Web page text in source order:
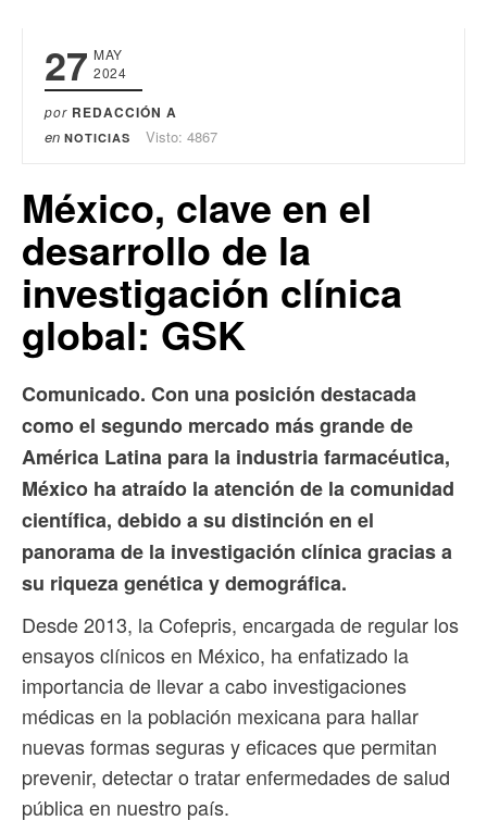
27 MAY
2024
por REDACCIÓN A
en NOTICIAS Visto: 4867
México, clave en el
desarrollo de la
investigación clínica
global: GSK
Comunicado. Con una posición destacada
como el segundo mercado más grande de
América Latina para la industria farmacéutica,
México ha atraído la atención de la comunidad
científica, debido a su distinción en el
panorama de la investigación clínica gracias a
su riqueza genética y demográfica.
Desde 2013, la Cofepris, encargada de regular los
ensayos clínicos en México, ha enfatizado la
importancia de llevar a cabo investigaciones
médicas en la población mexicana para hallar
nuevas formas seguras y eficaces que permitan
prevenir, detectar o tratar enfermedades de salud
pública en nuestro país.